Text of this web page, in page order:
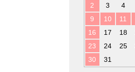
2
3 4
9
10 11
16
17 18
23
24 25
30
31